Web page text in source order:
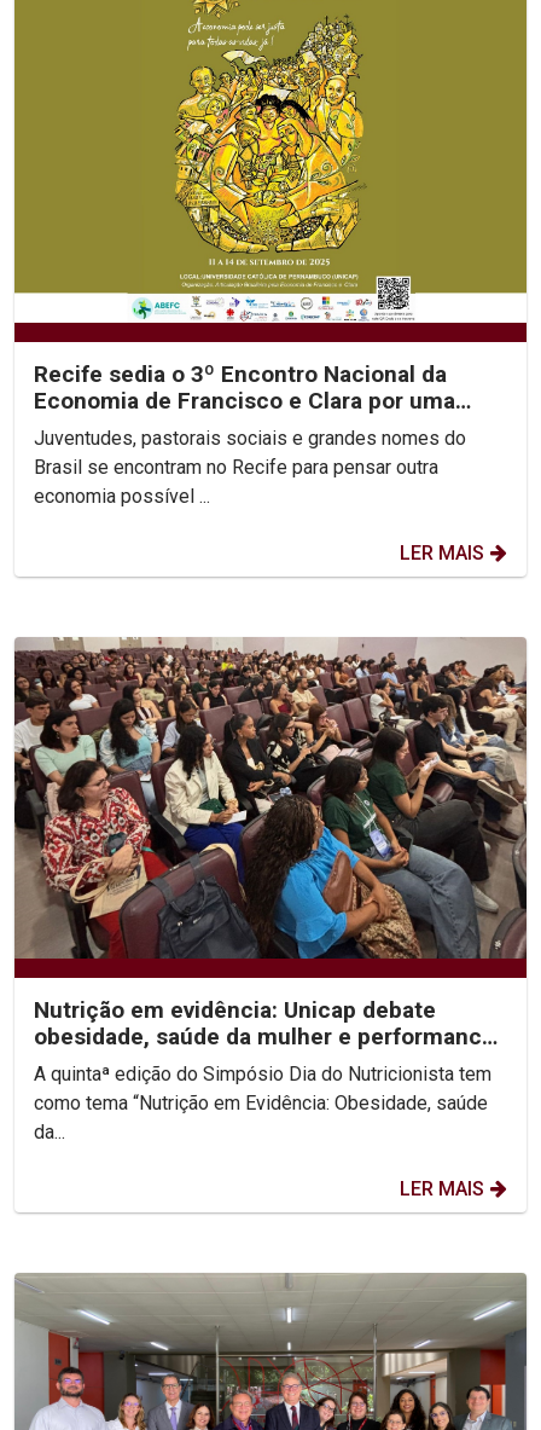
Recife sedia o 3º Encontro Nacional da
Economia de Francisco e Clara por uma
economia justa e...
Juventudes, pastorais sociais e grandes nomes do
Brasil se encontram no Recife para pensar outra
economia possível ...
LER MAIS
Nutrição em evidência: Unicap debate
obesidade, saúde da mulher e performance
no V Simpósio Dia...
A quintaª edição do Simpósio Dia do Nutricionista tem
como tema “Nutrição em Evidência: Obesidade, saúde
da...
LER MAIS